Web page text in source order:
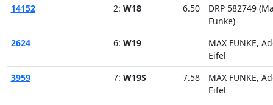
14152
2: W18 6.50
DRP 582749
Funke)
2624
6: W19
MAX FUNKE,
Eifel
3959
7: W19S 7.58
MAX FUNKE,
Eifel